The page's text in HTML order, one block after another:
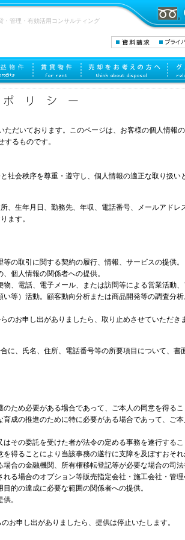
・管理・有効活用コンサルティング
だいております。このページは、お客様の個人情報
るものです。
社会秩序を尊重・遵守し、個人情報の適正な取り扱い
、生年月日、勤務先、年収、電話番号、メールアドレ
ます。
の取引に関する契約の履行、情報、サービスの提供。
個人情報の関係者への提供。
、電話、電子メール、または訪問等による営業活動
等）活動。顧客動向分析または商品開発等の調査分析
のお申し出がありましたら、取り止めさせていただき
に、氏名、住所、電話番号等の所要項目について、書
ため必要がある場合であって、ご本人の同意を得るこ
成の推進のために特に必要がある場合であって、ご
はその委託を受けた者が法令の定める事務を遂行する
得ることにより当該事務の遂行に支障を及ぼすおそれ
場合の金融機関、所有権移転登記等が必要な場合の司
る場合のオプション等販売指定会社・施工会社・管
的の達成に必要な範囲の関係者への提供。
。
お申し出がありましたら、提供は停止いたします。